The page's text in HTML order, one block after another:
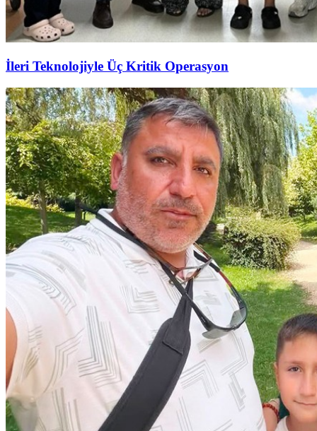
İleri Teknolojiyle Üç Kritik Operasyon